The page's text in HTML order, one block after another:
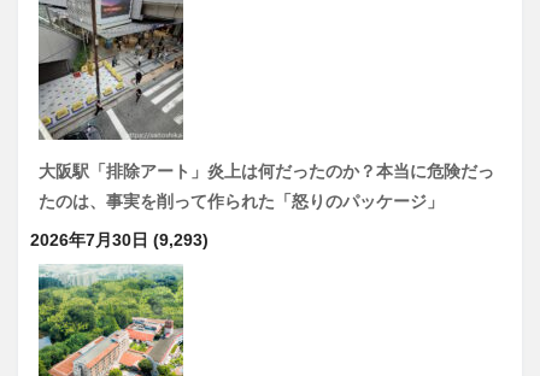
大阪駅「排除アート」炎上は何だったのか？本当に危険だっ
たのは、事実を削って作られた「怒りのパッケージ」
2026年7月30日 (9,293)